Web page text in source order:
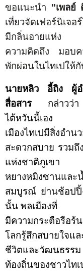
ขอแนะนำ "เพลย์
เที่ยวจัดเฟอร์นิเจ
มีกลิ่นอายแห่ง
ความคิดถึง มอบค
พักผ่อนในไทเปให้กั
นายหลิว อี้ถิง ผู้อำ
สื่อสารกล่าวว่
ไต้หวันนี้เอง
เมืองไทเปมีสิ่งอำ
สะดวกสบาย รวมถึ
แห่งชาติภูเขา
หยางหมิงซานแ
สมบูรณ์ ย่านช้อปปิ้
นั้น พลเมืองที่
มีความกระตือรือร้
โลกรู้สึกสบายใจ
ชีวิตและวัฒนธรรม
ท้องถิ่นของชาวไทเ